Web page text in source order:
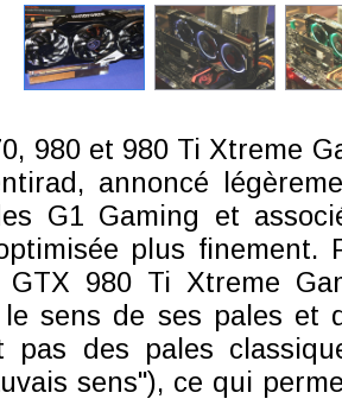
980 et 980 Ti Xtreme
annoncé
G1 Gaming et
plus finement.
980 Ti Xtreme
sens de ses pales et
pas des pales
sens"), ce qui